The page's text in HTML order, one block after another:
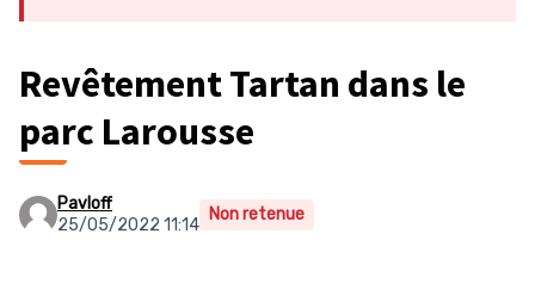
Revêtement Tartan dans le
parc Larousse
Pavloff
25/05/2022 11:14
Non retenue